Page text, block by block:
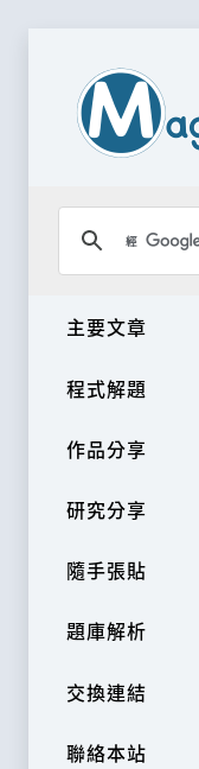
主要文章
程式解題
作品分享
研究分享
隨手張貼
題庫解析
交換連結
聯絡本站